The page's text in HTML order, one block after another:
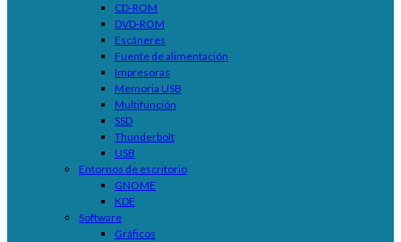
CD-ROM
DVD-ROM
Escáneres
Fuente de alimentación
Impresoras
Memoria USB
Multifunción
SSD
Thunderbolt
USB
Entornos de escritorio
GNOME
KDE
Software
Gráficos